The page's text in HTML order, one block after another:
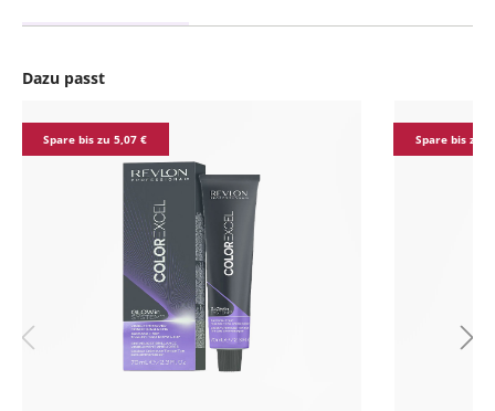
Dazu passt
Spare bis zu 5,07 € Spare bis zu